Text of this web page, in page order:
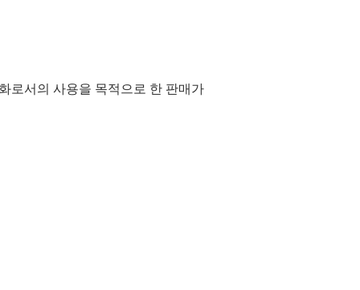
로서의 사용을 목적으로 한 판매가